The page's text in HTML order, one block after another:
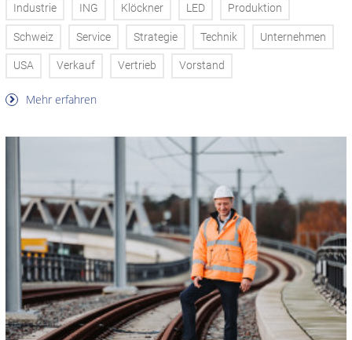
Industrie ING Klöckner LED Produktion
Schweiz Service Strategie Technik Unternehmen
USA Verkauf Vertrieb Vorstand
Mehr erfahren